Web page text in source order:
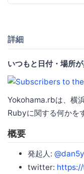
詳細
いつもと日付・場所
Yokohama.rbは、横
Rubyに関する何かを
概要
発起人:
twitter: